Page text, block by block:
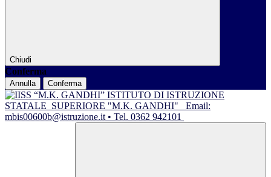
Chiudi
Conferma
Annulla Conferma
ISTITUTO DI ISTRUZIONE
STATALE SUPERIORE "M.K. GANDHI"
Email:
mbis00600b@istruzione.it • Tel. 0362 942101